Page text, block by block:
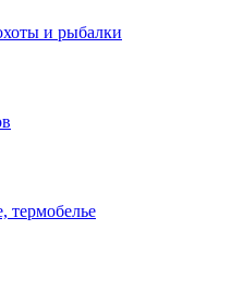
и рыбалки
термобелье